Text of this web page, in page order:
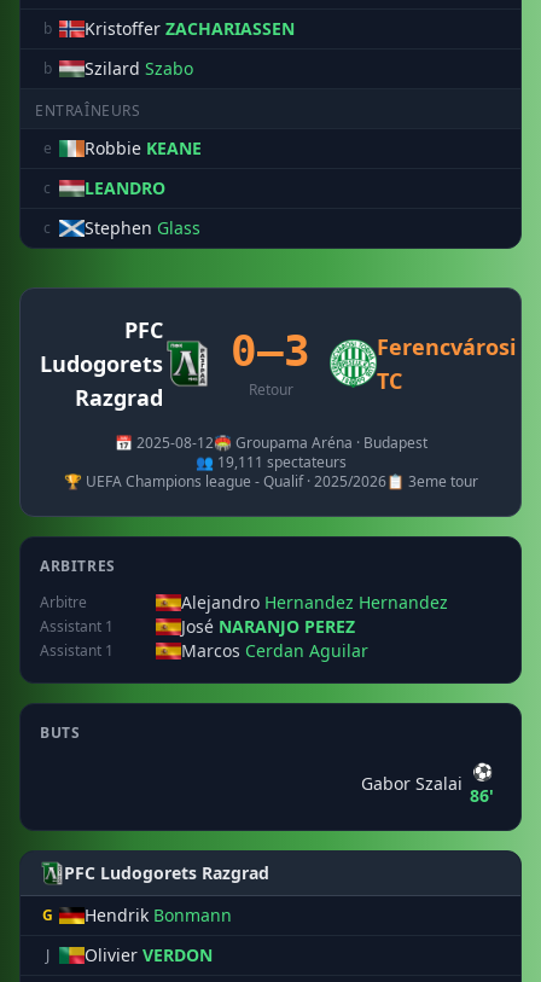
b Kristoffer ZACHARIASSEN
b Szilard Szabo
ENTRAÎNEURS
e
Robbie KEANE
c LEANDRO
c Stephen Glass
PFC
Ludogorets
Razgrad
0–3
Retour
Ferencvárosi
TC
📅 2025-08-12🏟️ Groupama Aréna · Budapest
👥 19,111 spectateurs
🏆 UEFA Champions league - Qualif · 2025/2026📋 3eme tour
ARBITRES
Arbitre
Alejandro Hernandez Hernandez
Assistant 1 José NARANJO PEREZ
Assistant 1 Marcos Cerdan Aguilar
BUTS
Gabor Szalai
⚽
86'
PFC Ludogorets Razgrad
G Hendrik Bonmann
J Olivier VERDON